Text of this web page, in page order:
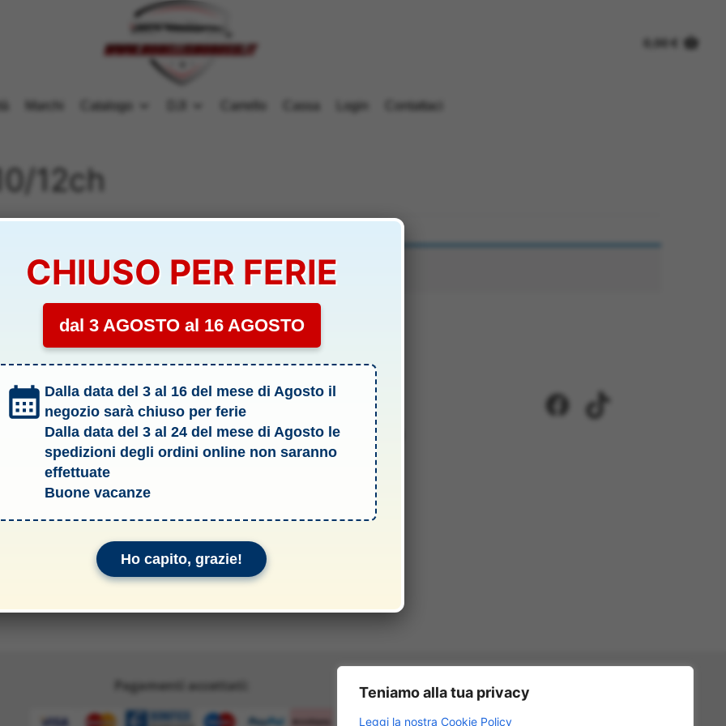
Teniamo alla tua privacy
Leggi la nostra Cookie Policy
Marchi Catalogo Carrello Cassa Login Contattaci
12ch
alla tua selezione.
e Condizioni del Servizio
sulle spedizioni
& Cookie Policy
sui rimborsi
Modellismo Rossi
Largo Leonardo Da Vinci 2/A
00145 ROMA - Tel: 06.5417302
P.IVA: 09989030581
info@modellismorossi.it
Facebook
TikTok
Pagamenti accettati:
CHIUSO PER FERIE
dal 3 AGOSTO al 16 AGOSTO
Dalla data del 3 al 16 del mese di Agosto il
negozio sarà chiuso per ferie
Dalla data del 3 al 24 del mese di Agosto le
spedizioni degli ordini online non saranno
effettuate
Buone vacanze
Ho capito, grazie!